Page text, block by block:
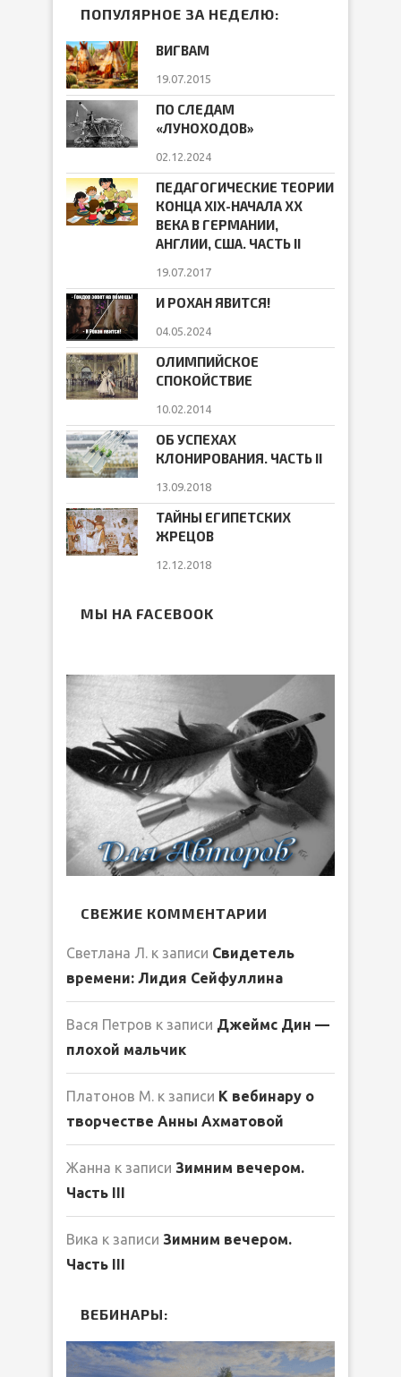
ПОПУЛЯРНОЕ ЗА НЕДЕЛЮ:
ВИГВАМ
19.07.2015
ПО СЛЕДАМ
«ЛУНОХОДОВ»
02.12.2024
ПЕДАГОГИЧЕСКИЕ ТЕОРИИ
КОНЦА ХIХ-НАЧАЛА ХХ
ВЕКА В ГЕРМАНИИ,
АНГЛИИ, США. ЧАСТЬ II
19.07.2017
И РОХАН ЯВИТСЯ!
04.05.2024
ОЛИМПИЙСКОЕ
СПОКОЙСТВИЕ
10.02.2014
ОБ УСПЕХАХ
КЛОНИРОВАНИЯ. ЧАСТЬ II
13.09.2018
ТАЙНЫ ЕГИПЕТСКИХ
ЖРЕЦОВ
12.12.2018
МЫ НА FACEBOOK
СВЕЖИЕ КОММЕНТАРИИ
Светлана Л. к записи Свидетель
времени: Лидия Сейфуллина
Вася Петров к записи Джеймс Дин —
плохой мальчик
Платонов М. к записи К вебинару о
творчестве Анны Ахматовой
Жанна к записи Зимним вечером.
Часть III
Вика к записи Зимним вечером.
Часть III
ВЕБИНАРЫ: